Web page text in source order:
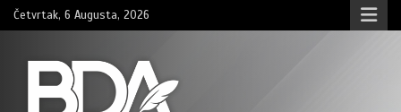
Skip
to
Četvrtak, 6 Augusta, 2026